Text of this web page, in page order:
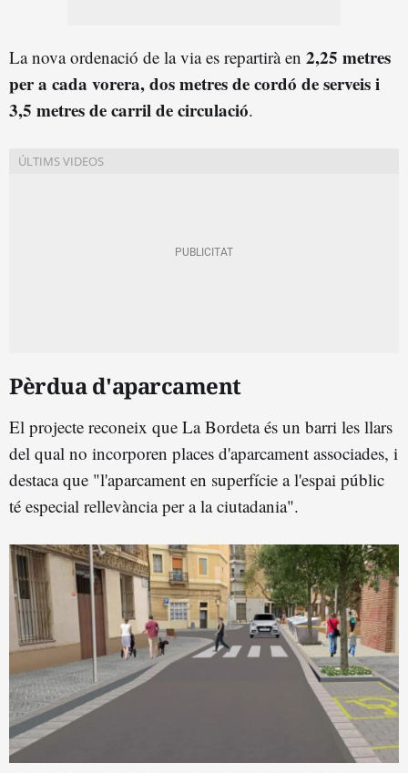
La nova ordenació de la via es repartirà en 2,25 metres
per a cada vorera, dos metres de cordó de serveis i
3,5 metres de carril de circulació.
Pèrdua d'aparcament
El projecte reconeix que La Bordeta és un barri les llars
del qual no incorporen places d'aparcament associades, i
destaca que "l'aparcament en superfície a l'espai públic
té especial rellevància per a la ciutadania".